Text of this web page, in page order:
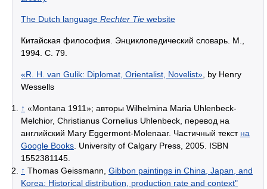
The Dutch language Rechter Tie website
Китайская философия. Энциклопедический словарь. М.,
1994. С. 79.
«R. H. van Gulik: Diplomat, Orientalist, Novelist», by Henry
Wessells
↑ «Montana 1911»; авторы Wilhelmina Maria Uhlenbeck-
Melchior, Christianus Cornelius Uhlenbeck, перевод на
английский Mary Eggermont-Molenaar. Частичный текст на
Google Books. University of Calgary Press, 2005. ISBN
1552381145.
↑ Thomas Geissmann, Gibbon paintings in China, Japan, and
Korea: Historical distribution, production rate and context"